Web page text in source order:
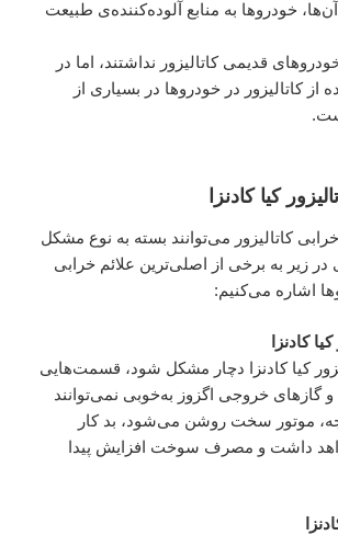
خودروها به منابع آلوده‌کننده‌ی طبیعت
قدیمی کاتالیزور نداشتند، اما در
از کاتالیزور در خودروها در بسیاری از
کیا کادنزا
کاتالیزور می‌توانند بسته به نوع مشکل
زیر به برخی از اصلی‌ترین علائم خرابی
اشاره می‌کنیم:
کادنزا
کیا کادنزا دچار مشکل شود، قسمت‌هایی
گازهای خروجی اگزوز به‌خوبی نمی‌توانند
موتور سخت روشن می‌شود، بد کار
داشت و مصرف سوخت افزایش پیدا